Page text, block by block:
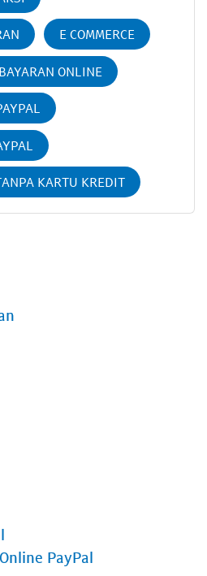
E COMMERCE
ONLINE
KARTU KREDIT
PayPal